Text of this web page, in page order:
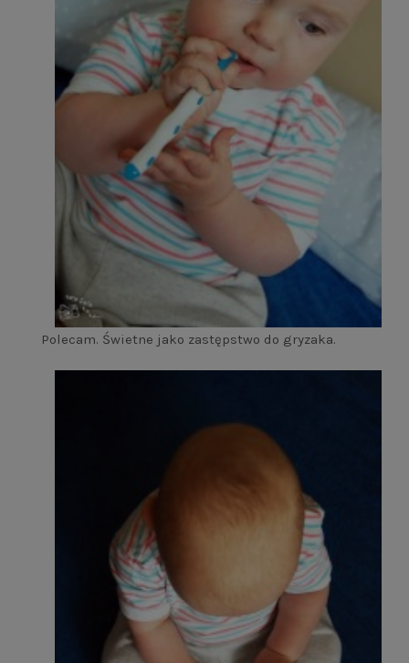
Polecam. Świetne jako zastępstwo do gryzaka.